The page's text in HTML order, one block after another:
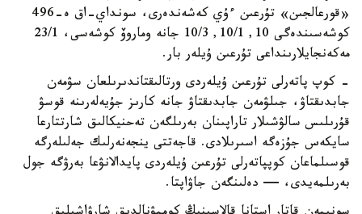
«قورعالجىن» تۇرعىن ءۇي كەشەندەرى، سونداي-اق ە-496
كوشەسىندەگى 10, 10/1, 10/3 جانە وماروۆ كوشەسى، 23/1
مەكەنجايلارىنداعى تۇرعىن ۇيلەر بار.
- كوپ پاتەرلى تۇرعىن ۇيلەردى ورتالىقتاندىرىلعان سۋمەن
جابدىقتاۋ، جىلۋمەن جابدىقتاۋ جانە كارىز جۇيەلەرىنە قوسۋ
قۇرىلىس سالۋشىلار تاراپىنان بەرىلگەن تەحنيكالىق شارتتارعا
سايكەس جۇزەگە اسىرىلادى. قاجەتتى ينجەنەرلىك جەلىلەرگە
قوسىلماعان كوپپاتەرلى تۇرعىن ۇيلەردى پايدالانۋعا بەرۋگە جول
بەرىلمەيدى، — دەلىنگەن جاۋاپتا.